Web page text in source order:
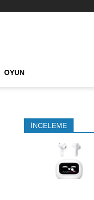
OYUN
İNCELEME